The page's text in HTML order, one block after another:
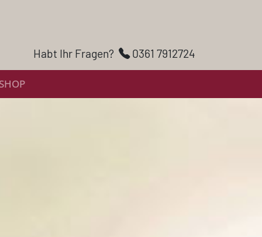
Habt Ihr Fragen? 0361 7912724